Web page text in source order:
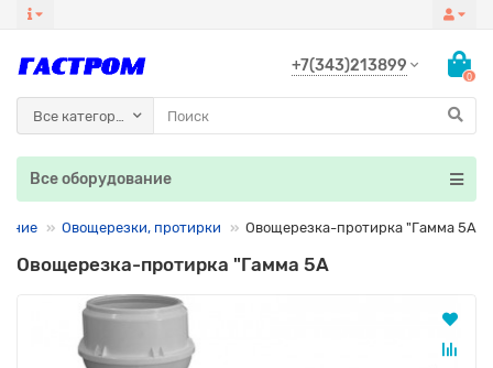
+7(343)213899
0
Все категории
Все оборудование
Овощерезки, протирки Овощерезка-протирка "Гамма 5А
Овощерезка-протирка "Гамма 5А